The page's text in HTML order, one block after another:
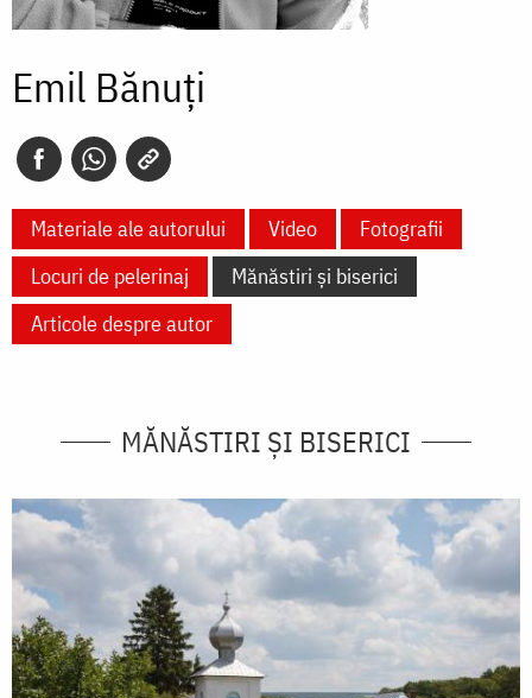
Emil Bănuți
Materiale ale autorului Video
Fotografii
Locuri de pelerinaj
Mănăstiri și biserici
Articole despre autor
MĂNĂSTIRI ȘI BISERICI